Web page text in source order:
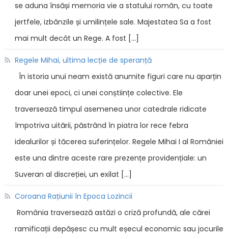
se aduna însăși memoria vie a statului român, cu toate
jertfele, izbânzile și umilințele sale. Majestatea Sa a fost
mai mult decât un Rege. A fost […]
Regele Mihai, ultima lecție de speranță
În istoria unui neam există anumite figuri care nu aparțin
doar unei epoci, ci unei conștiințe colective. Ele
traversează timpul asemenea unor catedrale ridicate
împotriva uitării, păstrând în piatra lor rece febra
idealurilor și tăcerea suferințelor. Regele Mihai I al României
este una dintre aceste rare prezențe providențiale: un
Suveran al discreției, un exilat […]
Coroana Rațiunii în Epoca Lozincii
România traversează astăzi o criză profundă, ale cărei
ramificații depășesc cu mult eșecul economic sau jocurile